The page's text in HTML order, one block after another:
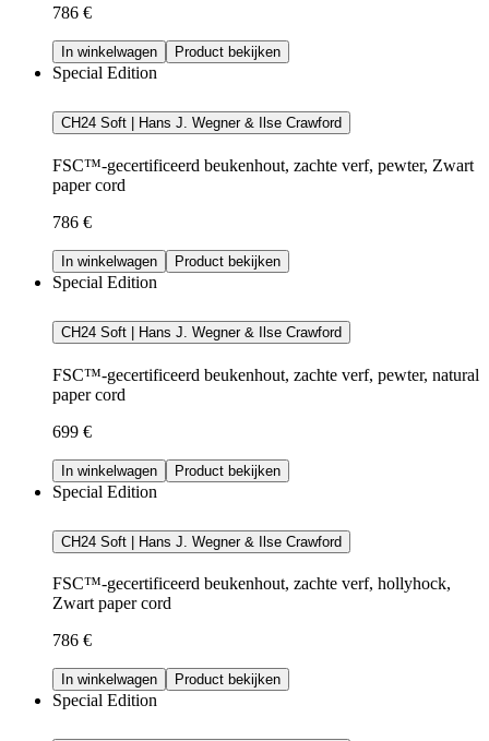
786 €
In winkelwagen Product bekijken
Special Edition
CH24 Soft | Hans J. Wegner & Ilse Crawford
FSC™-gecertificeerd beukenhout, zachte verf, pewter, Zwart
paper cord
786 €
In winkelwagen Product bekijken
Special Edition
CH24 Soft | Hans J. Wegner & Ilse Crawford
FSC™-gecertificeerd beukenhout, zachte verf, pewter, natural
paper cord
699 €
In winkelwagen Product bekijken
Special Edition
CH24 Soft | Hans J. Wegner & Ilse Crawford
FSC™-gecertificeerd beukenhout, zachte verf, hollyhock,
Zwart paper cord
786 €
In winkelwagen Product bekijken
Special Edition